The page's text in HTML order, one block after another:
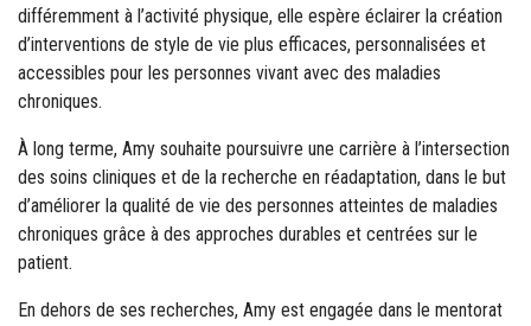
différemment à l’activité physique, elle espère éclairer la création
d’interventions de style de vie plus efficaces, personnalisées et
accessibles pour les personnes vivant avec des maladies
chroniques.
À long terme, Amy souhaite poursuivre une carrière à l’intersection
des soins cliniques et de la recherche en réadaptation, dans le but
d’améliorer la qualité de vie des personnes atteintes de maladies
chroniques grâce à des approches durables et centrées sur le
patient.
En dehors de ses recherches, Amy est engagée dans le mentorat